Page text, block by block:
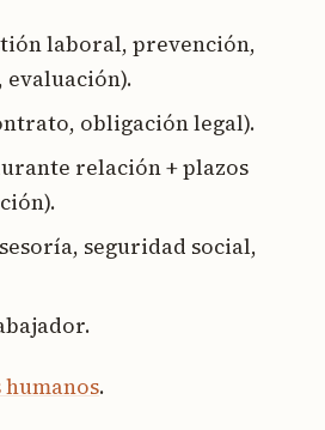
laboral, prevención,
obligación legal).
relación + plazos
seguridad social,
humanos.